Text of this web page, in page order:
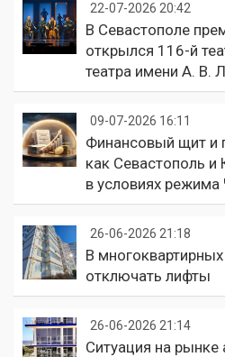
22-07-2026 20:42
В Севастополе
открылся 116-й
театра имени А. В.
09-07-2026 16:11
Финансовый щит и
как Севастополь
в условиях
26-06-2026 21:18
В
отключать лифты
26-06-2026 21:14
Ситуация на